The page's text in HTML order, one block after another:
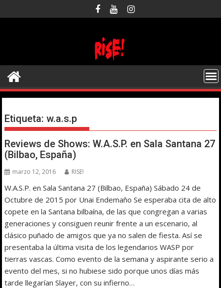
al
Etiqueta:w.a.s.p
Reviews de Shows: W.A.S.P. en Sala Santana 27
(Bilbao, España)
marzo 12, 2016 RISE!
W.A.S.P. en Sala Santana 27 (Bilbao, España) Sábado 24 de
Octubre de 2015 por Unai Endemaño Se esperaba cita de alto
copete en la Santana bilbaína, de las que congregan a varias
generaciones y consiguen reunir frente a un escenario, al
clásico puñado de amigos que ya no salen de fiesta. Así se
presentaba la última visita de los legendarios WASP por
tierras vascas. Como evento de la semana y aspirante serio a
evento del mes, si no hubiese sido porque unos días más
tarde llegarían Slayer, con su infierno…